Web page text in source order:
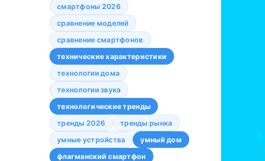
смартфоны 2026
сравнение моделей
сравнение смартфонов
технические характеристики
технологии дома
технологии звука
технологические тренды
тренды 2026
тренды рынка
умные устройства
умный дом
флагманский смартфон